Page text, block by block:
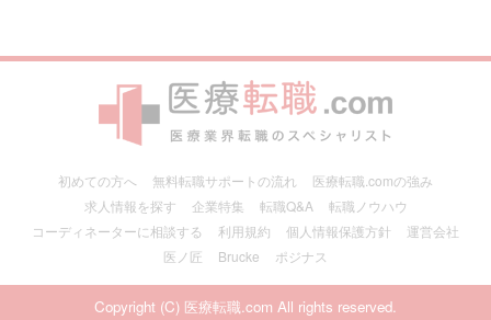
初めての方へ 無料転職サポートの流れ
医療転職.comの強み
求人情報を探す
企業特集 転職Q&A
転職ノウハウ
コーディネーターに相談する
利用規約 個人情報保護方針
運営会社
医ノ匠
Brucke ポジナス
Copyright (C) 医療転職.com All rights reserved.